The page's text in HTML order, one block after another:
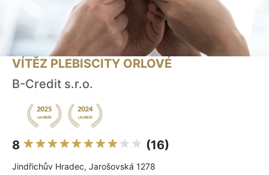
VÍTĚZ PLEBISCITY ORLOVÉ
B-Credit s.r.o.
8 (16)
Jindřichův Hradec, Jarošovská 1278